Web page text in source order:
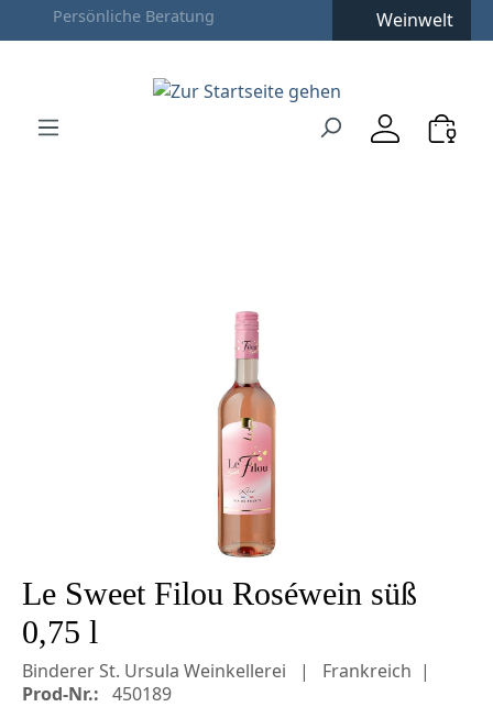
Zum Hauptinhalt springen
Zur Hauptnavigation springen
Weinwelt
Bildergalerie überspringen
Le Sweet Filou Roséwein süß
0,75 l
Binderer St. Ursula Weinkellerei
Frankreich
Prod-Nr.: 450189